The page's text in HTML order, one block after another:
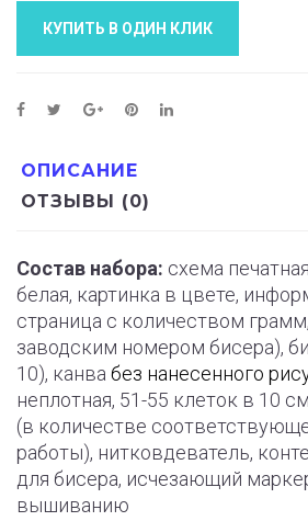
КУПИТЬ В ОДИН КЛИК
ОПИСАНИЕ
ОТЗЫВЫ (0)
Состав набора: схема
белая, картинка в цвете,
страница с количеством
заводским номером бисера),
10), канва без нанесенного
неплотная, 51-55 клеток в 10
(в количестве
работы), нитковдеватель,
для бисера, исчезающий
вышиванию